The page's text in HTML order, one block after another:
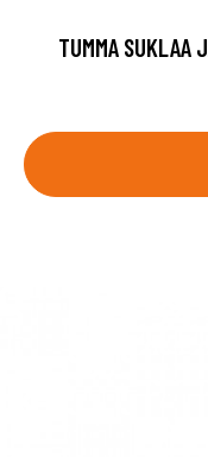
TUMMA SUKLAA